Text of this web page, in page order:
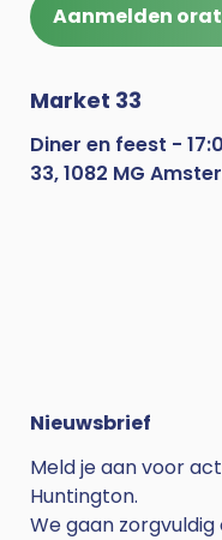
Aanmelden
Market 33
Diner en feest -
33, 1082 MG
Nieuwsbrief
Meld je aan voor
Huntington.
We gaan